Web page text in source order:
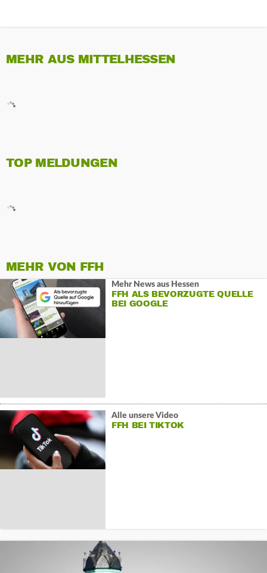
MEHR AUS MITTELHESSEN
TOP MELDUNGEN
MEHR VON FFH
Mehr News aus Hessen
FFH ALS BEVORZUGTE QUELLE
BEI GOOGLE
Alle unsere Video
FFH BEI TIKTOK